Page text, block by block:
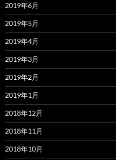
2019年6月
2019年5月
2019年4月
2019年3月
2019年2月
2019年1月
2018年12月
2018年11月
2018年10月